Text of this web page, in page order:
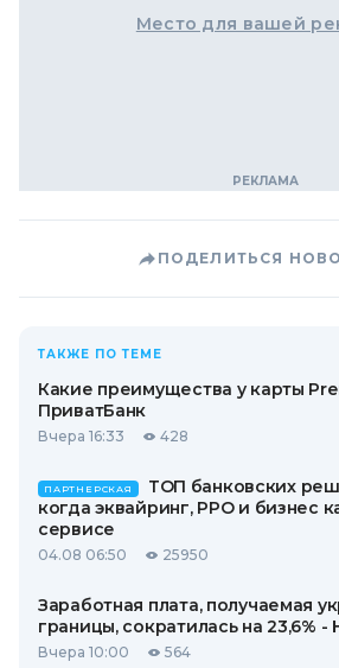
Место для вашей
ПОДЕЛИТЬСЯ
ТАКЖЕ ПО ТЕМЕ
Какие преимущества у карты
ПриватБанк
Вчера 16:33 428
ПАРТНЕРСКАЯ
ТОП банковских
когда эквайринг, РРО и бизнес
сервисе
04.08 06:50 25950
Заработная плата, получаемая
границы, сократилась на 23,6% -
Вчера 10:00 564